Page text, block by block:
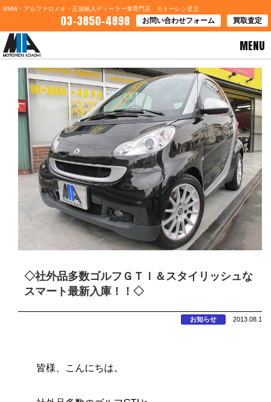
BMW・アルファロメオ・正規輸入ディーラー車専門店 モトーレン足立
03-3850-4898 お問い合わせフォーム 買取査定
MENU
HOME>お知らせ
◇社外品多数ゴルフＧＴＩ＆スタイリッシュな
スマート最新入庫！！◇
お知らせ 2013.08.1
皆様、こんにちは。